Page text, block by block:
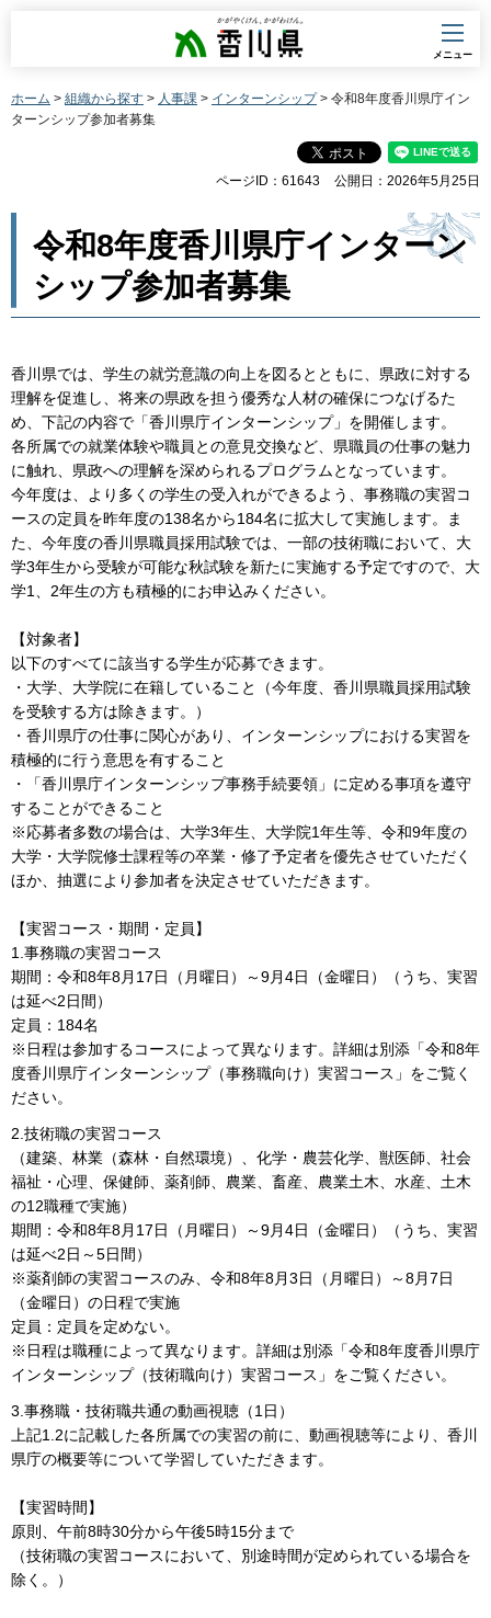
香川県
メニュー
ホーム > 組織から探す > 人事課 > インターンシップ> 令和8年度香川県庁イン
ターンシップ参加者募集
ページID：61643 公開日：2026年5月25日
令和8年度香川県庁インターン
シップ参加者募集
香川県では、学生の就労意識の向上を図るとともに、県政に対する
理解を促進し、将来の県政を担う優秀な人材の確保につなげるた
め、下記の内容で「香川県庁インターンシップ」を開催します。
各所属での就業体験や職員との意見交換など、県職員の仕事の魅力
に触れ、県政への理解を深められるプログラムとなっています。
今年度は、より多くの学生の受入れができるよう、事務職の実習コ
ースの定員を昨年度の138名から184名に拡大して実施します。ま
た、今年度の香川県職員採用試験では、一部の技術職において、大
学3年生から受験が可能な秋試験を新たに実施する予定ですので、大
学1、2年生の方も積極的にお申込みください。
【対象者】
以下のすべてに該当する学生が応募できます。
・大学、大学院に在籍していること（今年度、香川県職員採用試験
を受験する方は除きます。）
・香川県庁の仕事に関心があり、インターンシップにおける実習を
積極的に行う意思を有すること
・「香川県庁インターンシップ事務手続要領」に定める事項を遵守
することができること
※応募者多数の場合は、大学3年生、大学院1年生等、令和9年度の
大学・大学院修士課程等の卒業・修了予定者を優先させていただく
ほか、抽選により参加者を決定させていただきます。
【実習コース・期間・定員】
1.事務職の実習コース
期間：令和8年8月17日（月曜日）～9月4日（金曜日）（うち、実習
は延べ2日間）
定員：184名
※日程は参加するコースによって異なります。詳細は別添「令和8年
度香川県庁インターンシップ（事務職向け）実習コース」をご覧く
ださい。
2.技術職の実習コース
（建築、林業（森林・自然環境）、化学・農芸化学、獣医師、社会
福祉・心理、保健師、薬剤師、農業、畜産、農業土木、水産、土木
の12職種で実施）
期間：令和8年8月17日（月曜日）～9月4日（金曜日）（うち、実習
は延べ2日～5日間）
※薬剤師の実習コースのみ、令和8年8月3日（月曜日）～8月7日
（金曜日）の日程で実施
定員：定員を定めない。
※日程は職種によって異なります。詳細は別添「令和8年度香川県庁
インターンシップ（技術職向け）実習コース」をご覧ください。
3.事務職・技術職共通の動画視聴（1日）
上記1.2に記載した各所属での実習の前に、動画視聴等により、香川
県庁の概要等について学習していただきます。
【実習時間】
原則、午前8時30分から午後5時15分まで
（技術職の実習コースにおいて、別途時間が定められている場合を
除く。）